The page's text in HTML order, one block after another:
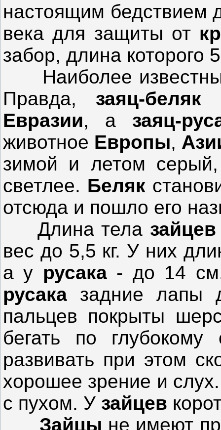
настоящим бедствием
века для защиты от
забор, длина которого
Наиболее
Правда, заяц-беляк
Евразии, а заяц-
животное Европы,
зимой и летом
светлее. Беляк
отсюда и пошло его
Длина тела
вес до 5,5 кг. У них
а у русака- до 14
русака задние лапы
пальцев покрыты
бегать по
развивать при этом
хорошее зрение и
с пухом. У зайцев
Зайцы не имеют